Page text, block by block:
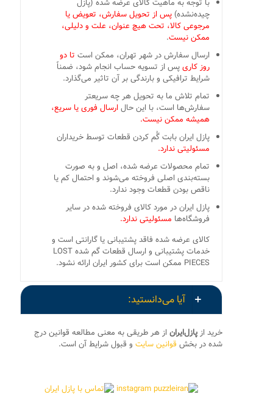
با توجه به ماهیت کالای عرضه شده (پازل
چیده‌نشده) پس از تحویل سفارش، تعویض یا
مرجوعی کالا، تحت هیچ عنوان، علت و دلیلی،
ممکن نیست.
ارسال سفارش در شهر تهران، ممکن است تا دو
روز کاریپس از تسویه حساب انجام شود، ضمناً
شرایط ترافیکی و بارندگی بر آن تاثیر می‌گذارد.
تمام تلاش ما به تحویل هر چه سریعتر
سفارش‌ها است، با این حالارسال فوری یا سریع،
همیشه ممکن نیست.
پازل ایران بابت گُم کردن قطعات توسط خریداران
مسئولیتی ندارد.
تمام محصولات عرضه شده، اصل و به صورت
بسته‌بندی اصلی فروخته می‌شوند و احتمال کم یا
ناقص بودن قطعات وجود ندارد.
پازل ایران در مورد کالای فروخته شده در سایر
فروشگاه‌ها مسئولیتی ندارد.
کالای عرضه شده فاقد پشتیبانی یا گارانتی است و
خدمات پشتیبانی و ارسال قطعات گم شده LOST
PIECES ممکن است برای کشور ایران ارائه نشود.
آیا می‌دانستید:
خرید از پازل‌ایران از هر طریقی به معنی مطالعه قوانین درج
شده در بخش قوانین سایت و قبول شرایط آن است.